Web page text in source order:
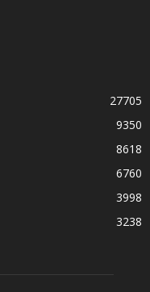
27705
9350
8618
6760
3998
3238